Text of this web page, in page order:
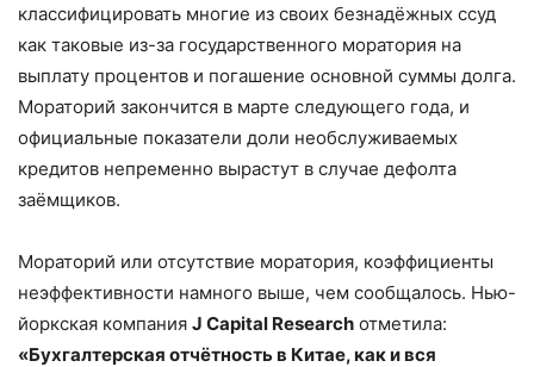
классифицировать многие из своих безнадёжных ссуд
как таковые из-за государственного моратория на
выплату процентов и погашение основной суммы долга.
Мораторий закончится в марте следующего года, и
официальные показатели доли необслуживаемых
кредитов непременно вырастут в случае дефолта
заёмщиков.
Мораторий или отсутствие моратория, коэффициенты
неэффективности намного выше, чем сообщалось. Нью-
йоркская компания J Capital Research отметила:
«Бухгалтерская отчётность в Китае, как и вся